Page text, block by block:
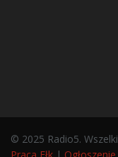
© 2025 Radio5.